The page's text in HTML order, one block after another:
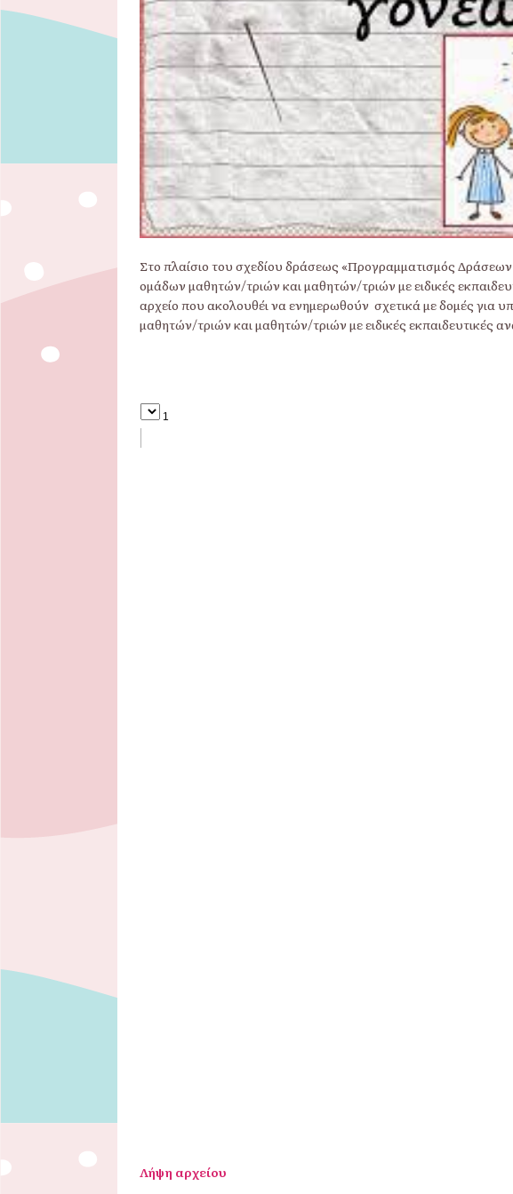
Στο πλαίσιο του σχεδίου δράσεως «Προγραμματισμός
ομάδων μαθητών/τριών και μαθητών/τριών με ειδικές
αρχείο που ακολουθέι να ενημερωθούν σχετικά με δομές για
μαθητών/τριών και μαθητών/τριών με ειδικές εκπαιδευτικές
Λήψη αρχείου